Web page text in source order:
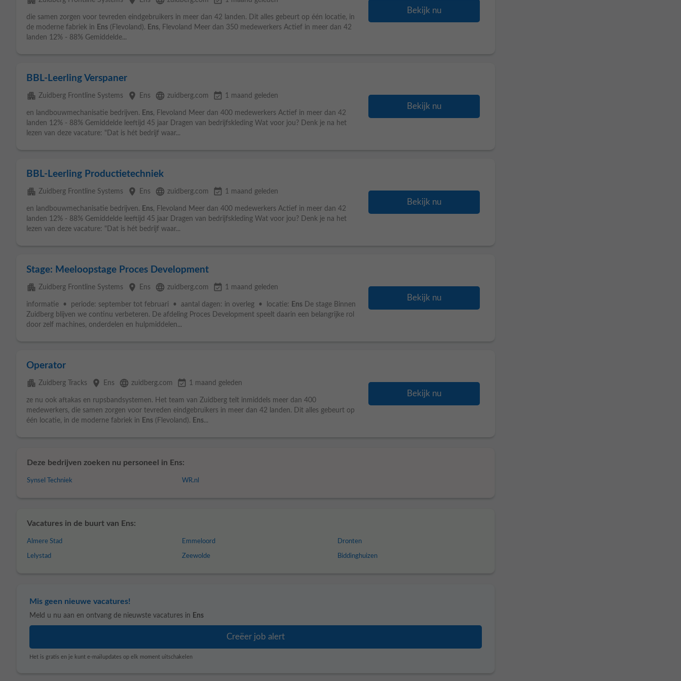
die samen zorgen voor tevreden eindgebruikers in meer dan 42 landen. Dit alles gebeurt op één locatie, in
de moderne fabriek in Ens (Flevoland). Ens, Flevoland Meer dan 350 medewerkers Actief in meer dan 42
landen 12% - 88% Gemiddelde...
Bekijk nu
BBL-Leerling Verspaner
apartment Zuidberg Frontline Systems place Ens language zuidberg.com event_available 1 maand geleden
en landbouwmechanisatie bedrijven. Ens, Flevoland Meer dan 400 medewerkers Actief in meer dan 42
landen 12% - 88% Gemiddelde leeftijd 45 jaar Dragen van bedrijfskleding Wat voor jou? Denk je na het
lezen van deze vacature: "Dat is hét bedrijf waar...
Bekijk nu
BBL-Leerling Productietechniek
apartment Zuidberg Frontline Systems place Ens language zuidberg.com event_available 1 maand geleden
en landbouwmechanisatie bedrijven. Ens, Flevoland Meer dan 400 medewerkers Actief in meer dan 42
landen 12% - 88% Gemiddelde leeftijd 45 jaar Dragen van bedrijfskleding Wat voor jou? Denk je na het
lezen van deze vacature: "Dat is hét bedrijf waar...
Bekijk nu
Stage: Meeloopstage Proces Development
apartment Zuidberg Frontline Systems place Ens language zuidberg.com event_available 1 maand geleden
informatie • periode: september tot februari • aantal dagen: in overleg • locatie: Ens De stage Binnen
Zuidberg blijven we continu verbeteren. De afdeling Proces Development speelt daarin een belangrijke rol
door zelf machines, onderdelen en hulpmiddelen...
Bekijk nu
Operator
apartment Zuidberg Tracks place Ens language zuidberg.com event_available 1 maand geleden
ze nu ook aftakas en rupsbandsystemen. Het team van Zuidberg telt inmiddels meer dan 400
medewerkers, die samen zorgen voor tevreden eindgebruikers in meer dan 42 landen. Dit alles gebeurt op
één locatie, in de moderne fabriek in Ens (Flevoland). Ens...
Bekijk nu
Deze bedrijven zoeken nu personeel in Ens:
Synsel Techniek WR.nl
Vacatures in de buurt van Ens:
Almere Stad
Lelystad
Emmeloord
Zeewolde
Dronten
Biddinghuizen
Mis geen nieuwe vacatures!
Meld u nu aan en ontvang de nieuwste vacatures in Ens
Het is gratis en je kunt e-mailupdates op elk moment uitschakelen